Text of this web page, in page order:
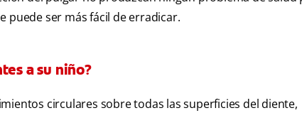
puede ser más fácil de erradicar.
a su niño?
circulares sobre todas las superficies del diente,